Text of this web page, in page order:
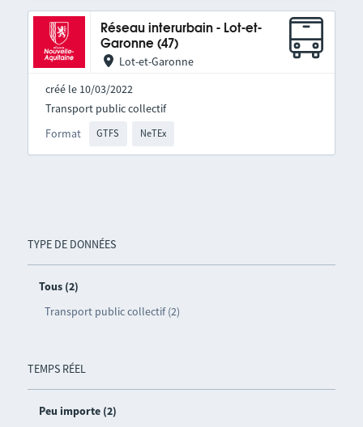
TYPE DE DONNÉES
Tous (2)
Transport public collectif (2)
TEMPS RÉEL
Peu importe (2)
Réseau interurbain - Lot-et-
Garonne (47)
Lot-et-Garonne
créé le 10/03/2022
Format GTFS NeTEx
Transport public collectif